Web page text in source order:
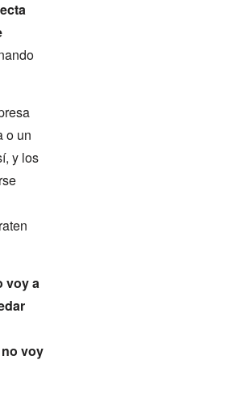
o un
y los
voy a
voy